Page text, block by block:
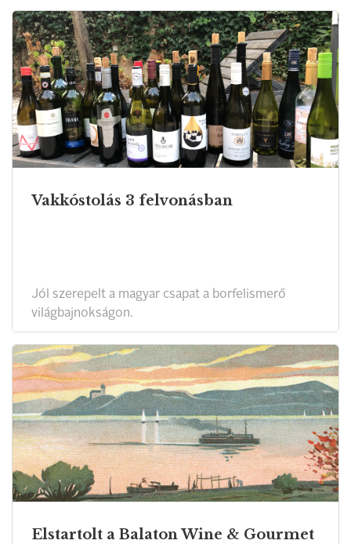
Vakkóstolás 3 felvonásban
Jól szerepelt a magyar csapat a borfelismerő
világbajnokságon.
Elstartolt a Balaton Wine & Gourmet